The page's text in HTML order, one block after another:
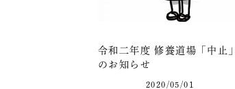
令和二年度 修養道場「中止」
のお知らせ
2020/05/01